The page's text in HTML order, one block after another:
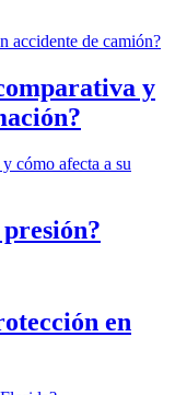
y
en